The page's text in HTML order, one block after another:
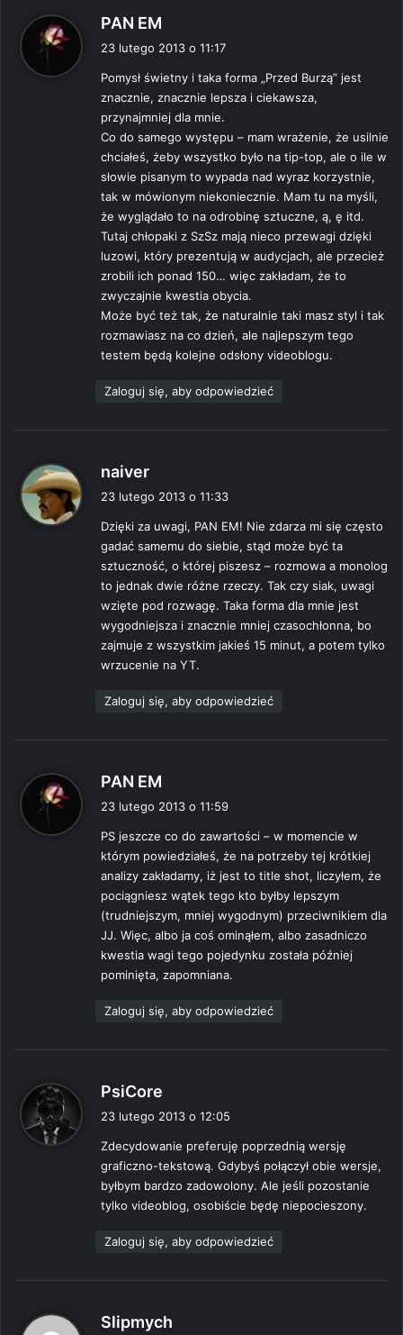
PAN EM
z
e
:
23 lutego 2013 o 11:17
Pomysł świetny i taka forma „Przed Burzą” jest
znacznie, znacznie lepsza i ciekawsza,
przynajmniej dla mnie.
Co do samego występu – mam wrażenie, że usilnie
chciałeś, żeby wszystko było na tip-top, ale o ile w
słowie pisanym to wypada nad wyraz korzystnie,
tak w mówionym niekoniecznie. Mam tu na myśli,
że wyglądało to na odrobinę sztuczne, ą, ę itd.
Tutaj chłopaki z SzSz mają nieco przewagi dzięki
luzowi, który prezentują w audycjach, ale przecież
zrobili ich ponad 150… więc zakładam, że to
zwyczajnie kwestia obycia.
Może być też tak, że naturalnie taki masz styl i tak
rozmawiasz na co dzień, ale najlepszym tego
testem będą kolejne odsłony videoblogu.
Zaloguj się, aby odpowiedzieć
naiver
z
e
:
23 lutego 2013 o 11:33
Dzięki za uwagi, PAN EM! Nie zdarza mi się często
gadać samemu do siebie, stąd może być ta
sztuczność, o której piszesz – rozmowa a monolog
to jednak dwie różne rzeczy. Tak czy siak, uwagi
wzięte pod rozwagę. Taka forma dla mnie jest
wygodniejsza i znacznie mniej czasochłonna, bo
zajmuje z wszystkim jakieś 15 minut, a potem tylko
wrzucenie na YT.
Zaloguj się, aby odpowiedzieć
PAN EM
z
e
:
23 lutego 2013 o 11:59
PS jeszcze co do zawartości – w momencie w
którym powiedziałeś, że na potrzeby tej krótkiej
analizy zakładamy, iż jest to title shot, liczyłem, że
pociągniesz wątek tego kto byłby lepszym
(trudniejszym, mniej wygodnym) przeciwnikiem dla
JJ. Więc, albo ja coś ominąłem, albo zasadniczo
kwestia wagi tego pojedynku została później
pominięta, zapomniana.
Zaloguj się, aby odpowiedzieć
PsiCore
z
e
:
23 lutego 2013 o 12:05
Zdecydowanie preferuję poprzednią wersję
graficzno-tekstową. Gdybyś połączył obie wersje,
byłbym bardzo zadowolony. Ale jeśli pozostanie
tylko videoblog, osobiście będę niepocieszony.
Zaloguj się, aby odpowiedzieć
Slipmych